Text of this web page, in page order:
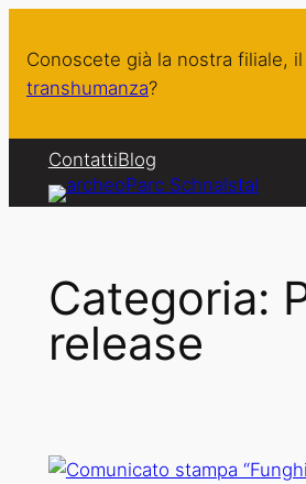
contenuto
Conoscete già la nostra filiale, il
transhumanza?
ContattiBlog
Categoria:
release